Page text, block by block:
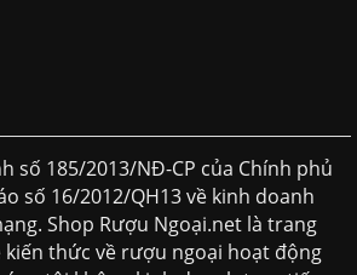
số 185/2013/NĐ-CP của Chính phủ
số 16/2012/QH13 về kinh doanh
Shop Rượu Ngoại.net là trang
thức về rượu ngoại hoạt động